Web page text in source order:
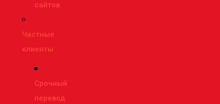
сайтов
Частные
клиенты
Срочный
перевод